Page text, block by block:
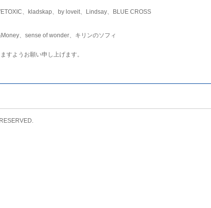
、kladskap、by loveit、Lindsay、BLUE CROSS
、sense of wonder、キリンのソフィ
すようお願い申し上げます。